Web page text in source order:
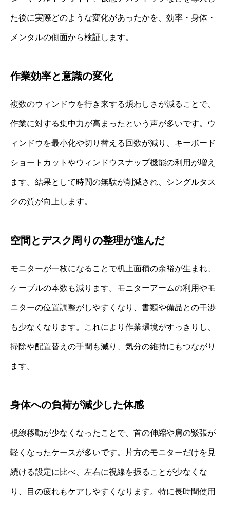
た後に実際どのような変化があったかを、効率・身体・
メンタルの側面から検証します。
作業効率と意識の変化
複数のウィンドウを行き来する煩わしさが減ることで、
作業に対する集中力が高まったという声が多いです。ウ
ィンドウを最小化や切り替える回数が減り、キーボード
ショートカットやウィンドウスナップ機能の利用が増え
ます。結果として時間の無駄が削減され、シングルタス
クの質が向上します。
空間とデスク周りの整理が進んだ
モニターが一枚になることで机上面積の余裕が生まれ、
ケーブルの本数も減ります。モニターアームの利用やモ
ニターの位置調整がしやすくなり、書類や備品との干渉
も少なくなります。これにより作業環境がすっきりし、
掃除や配置替えの手間も減り、気分の維持にもつながり
ます。
身体への負荷が減少した体感
視線移動が少なくなったことで、首の伸縮や肩の緊張が
軽くなったケースが多いです。片方のモニターだけを見
続ける設定に比べ、左右に視線を振ることが少なくな
り、目の疲れもケアしやすくなります。特に長時間使用